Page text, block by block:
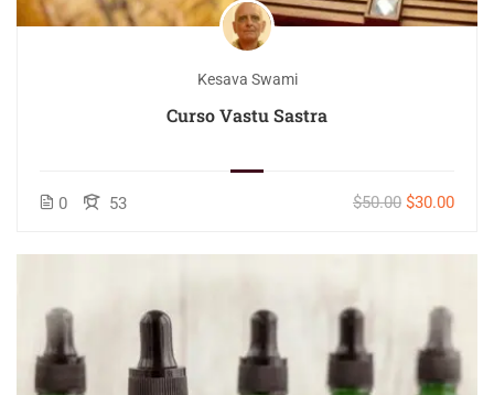
Kesava Swami
Curso Vastu Sastra
0 53 $50.00 $30.00